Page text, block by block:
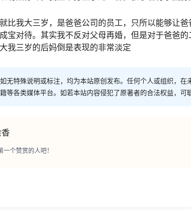
比我大三岁，是爸爸公司的员工，只所以能够让
宝对待。其实我不反对父母再婚，但是对于爸爸
我三岁的后妈倒是表现的非常淡定
无特殊说明或标注，均为本站原创发布。任何个人或组织，
等各类媒体平台。如若本站内容侵犯了原著者的合法权益，可
个赞赏的人吧！